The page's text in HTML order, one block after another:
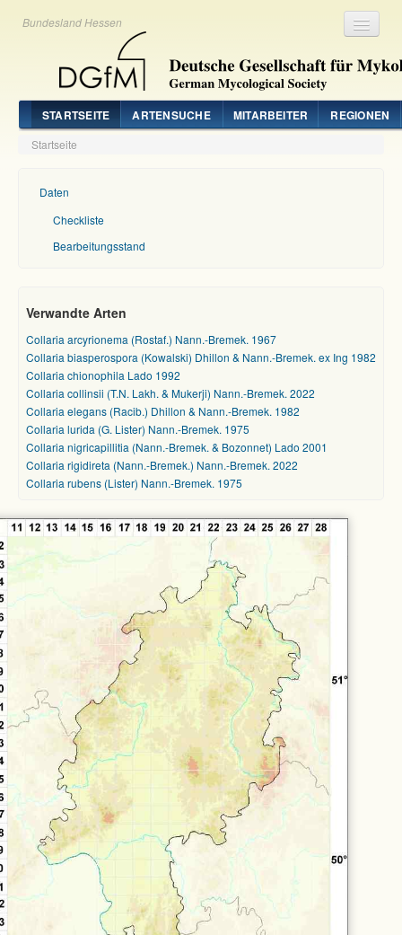
Bundesland Hessen
STARTSEITE ARTENSUCHE MITARBEITER REGIONEN
Startseite
Daten
Checkliste
Bearbeitungsstand
Verwandte Arten
Collaria arcyrionema (Rostaf.) Nann.-Bremek. 1967
Collaria biasperospora (Kowalski) Dhillon & Nann.-Bremek. ex Ing 1982
Collaria chionophila Lado 1992
Collaria collinsii (T.N. Lakh. & Mukerji) Nann.-Bremek. 2022
Collaria elegans (Racib.) Dhillon & Nann.-Bremek. 1982
Collaria lurida (G. Lister) Nann.-Bremek. 1975
Collaria nigricapillitia (Nann.-Bremek. & Bozonnet) Lado 2001
Collaria rigidireta (Nann.-Bremek.) Nann.-Bremek. 2022
Collaria rubens (Lister) Nann.-Bremek. 1975